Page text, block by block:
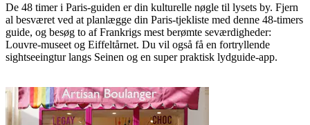
De 48 timer i Paris-guiden er din kulturelle nøgle til lysets by. Fjern
al besværet ved at planlægge din Paris-tjekliste med denne 48-timers
guide, og besøg to af Frankrigs mest berømte seværdigheder:
Louvre-museet og Eiffeltårnet. Du vil også få en fortryllende
sightseeingtur langs Seinen og en super praktisk lydguide-app.